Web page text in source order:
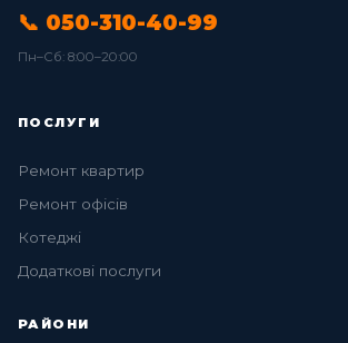
📞 050-310-40-99
Пн–Сб: 8:00–20:00
ПОСЛУГИ
Ремонт квартир
Ремонт офісів
Котеджі
Додаткові послуги
РАЙОНИ